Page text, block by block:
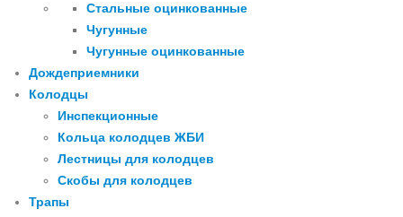
Стальные оцинкованные
Чугунные
Чугунные оцинкованные
Дождеприемники
Колодцы
Инспекционные
Кольца колодцев ЖБИ
Лестницы для колодцев
Скобы для колодцев
Трапы